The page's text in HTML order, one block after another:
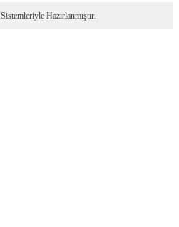
Sistemleriyle Hazırlanmıştır.